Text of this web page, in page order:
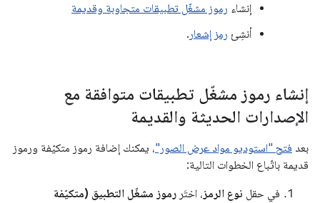
إنشاء رموز مشغّل تطبيقات متجاوبة وقديمة
أنشِئ رمز إشعار .
إنشاء رموز مشغّل تطبيقات متوافقة مع
الإصدارات الحديثة والقديمة
بعد فتح "استوديو مواد عرض الصور"، يمكنك إضافة رموز متكيّفة ورموز
قديمة باتّباع الخطوات التالية:
في حقل نوع الرمز، اختَر رموز مشغّل التطبيق (متكيّفة